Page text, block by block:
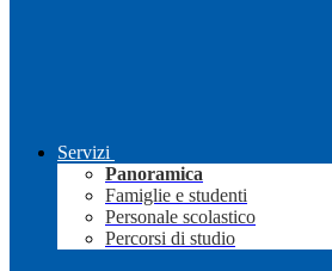
Servizi
Panoramica
Famiglie e studenti
Personale scolastico
Percorsi di studio